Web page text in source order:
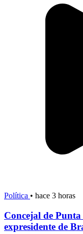
Política • hace 3 horas
Concejal de
expresidente de